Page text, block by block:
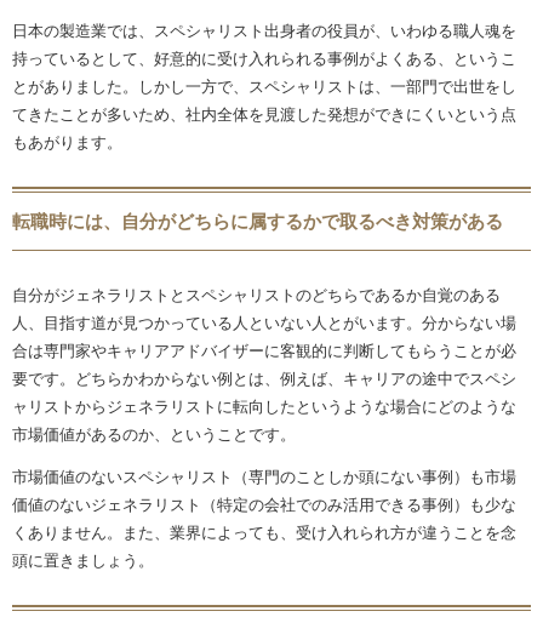
日本の製造業では、スペシャリスト出身者の役員が、いわゆる職人魂を
持っているとして、好意的に受け入れられる事例がよくある、というこ
とがありました。しかし一方で、スペシャリストは、一部門で出世をし
てきたことが多いため、社内全体を見渡した発想ができにくいという点
もあがります。
転職時には、自分がどちらに属するかで取るべき対策がある
自分がジェネラリストとスペシャリストのどちらであるか自覚のある
人、目指す道が見つかっている人といない人とがいます。分からない場
合は専門家やキャリアアドバイザーに客観的に判断してもらうことが必
要です。どちらかわからない例とは、例えば、キャリアの途中でスペシ
ャリストからジェネラリストに転向したというような場合にどのような
市場価値があるのか、ということです。
市場価値のないスペシャリスト（専門のことしか頭にない事例）も市場
価値のないジェネラリスト（特定の会社でのみ活用できる事例）も少な
くありません。また、業界によっても、受け入れられ方が違うことを念
頭に置きましょう。